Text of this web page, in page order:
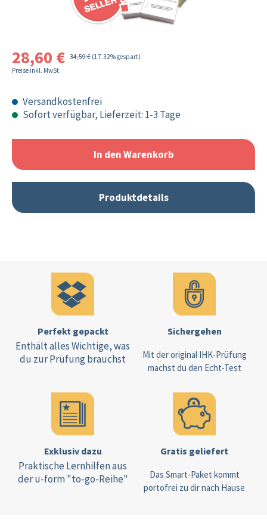
28,60 € 34,59 € (17.32% gespart)
Preise inkl. MwSt.
Versandkostenfrei
Sofort verfügbar, Lieferzeit: 1-3 Tage
In den Warenkorb
Produktdetails
Perfekt gepackt Sichergehen
Exklusiv dazu Gratis geliefert
Enthält alles Wichtige, was
du zur Prüfung brauchst
Mit der original IHK-Prüfung
machst du den Echt-Test
Praktische Lernhilfen aus
der u-form "to-go-Reihe"
Das Smart-Paket kommt
portofrei zu dir nach Hause